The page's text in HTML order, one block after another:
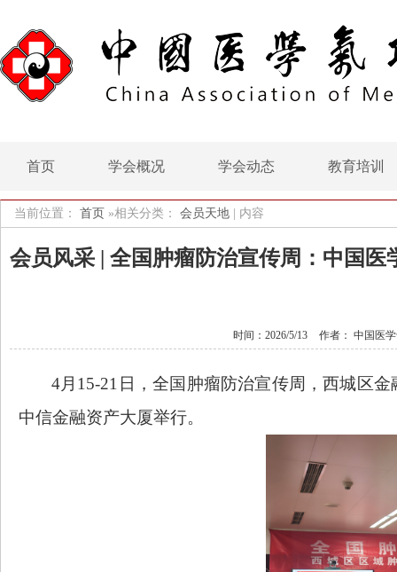
首页 学会概况 学会动态 教育培训
当前位置： 首页 »相关分类： 会员天地 内容
会员风采 | 全国肿瘤防治宣传周：中国
时间：2026/5/13 作者： 中国医
4月15-21日 ，全国肿瘤防治宣传周，西城区
中信金融资产大厦举行。